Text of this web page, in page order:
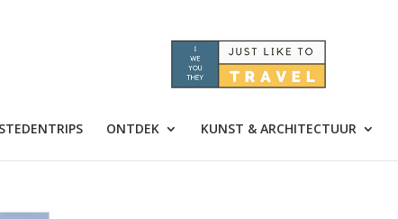
STEDENTRIPS ONTDEK KUNST & ARCHITECTUUR